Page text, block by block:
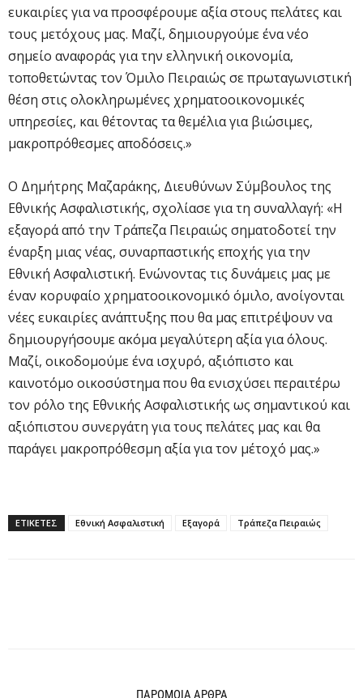
ευκαιρίες για να προσφέρουμε αξία στους πελάτες και
τους μετόχους μας. Μαζί, δημιουργούμε ένα νέο
σημείο αναφοράς για την ελληνική οικονομία,
τοποθετώντας τον Όμιλο Πειραιώς σε πρωταγωνιστική
θέση στις ολοκληρωμένες χρηματοοικονομικές
υπηρεσίες, και θέτοντας τα θεμέλια για βιώσιμες,
μακροπρόθεσμες αποδόσεις.»
Ο Δημήτρης Μαζαράκης, Διευθύνων Σύμβουλος της
Εθνικής Ασφαλιστικής, σχολίασε για τη συναλλαγή: «Η
εξαγορά από την Τράπεζα Πειραιώς σηματοδοτεί την
έναρξη μιας νέας, συναρπαστικής εποχής για την
Εθνική Ασφαλιστική. Ενώνοντας τις δυνάμεις μας με
έναν κορυφαίο χρηματοοικονομικό όμιλο, ανοίγονται
νέες ευκαιρίες ανάπτυξης που θα μας επιτρέψουν να
δημιουργήσουμε ακόμα μεγαλύτερη αξία για όλους.
Μαζί, οικοδομούμε ένα ισχυρό, αξιόπιστο και
καινοτόμο οικοσύστημα που θα ενισχύσει περαιτέρω
τον ρόλο της Εθνικής Ασφαλιστικής ως σημαντικού και
αξιόπιστου συνεργάτη για τους πελάτες μας και θα
παράγει μακροπρόθεσμη αξία για τον μέτοχό μας.»
ΕΤΙΚΕΤΕΣ Εθνική Ασφαλιστική Εξαγορά Τράπεζα Πειραιώς
ΠΑΡΟΜΟΙΑ ΑΡΘΡΑ